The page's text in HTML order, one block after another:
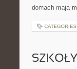
domach mają
CATEGORIES: